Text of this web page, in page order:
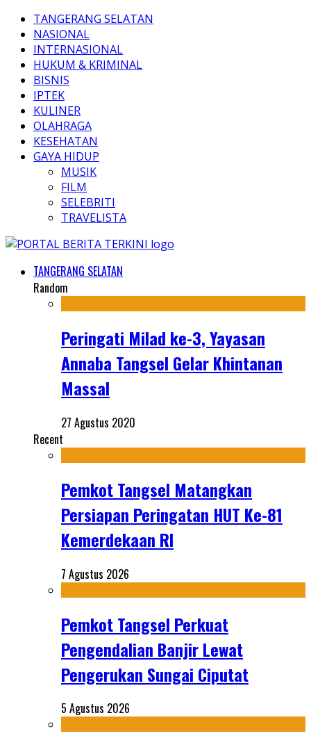
TANGERANG SELATAN
NASIONAL
INTERNASIONAL
HUKUM & KRIMINAL
BISNIS
IPTEK
KULINER
OLAHRAGA
KESEHATAN
GAYA HIDUP
MUSIK
FILM
SELEBRITI
TRAVELISTA
TANGERANG SELATAN
Random
Peringati Milad ke-3, Yayasan
Annaba Tangsel Gelar Khintanan
Massal
27 Agustus 2020
Recent
Pemkot Tangsel Matangkan
Persiapan Peringatan HUT Ke-81
Kemerdekaan RI
7 Agustus 2026
Pemkot Tangsel Perkuat
Pengendalian Banjir Lewat
Pengerukan Sungai Ciputat
5 Agustus 2026